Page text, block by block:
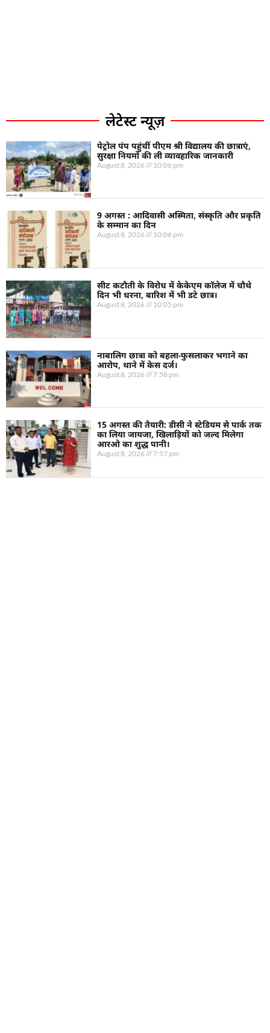
लेटेस्ट न्यूज़
पेट्रोल पंप पहुंचीं पीएम श्री विद्यालय की छात्राएं,
सुरक्षा नियमों की ली व्यावहारिक जानकारी
August 8, 2026 10:06 pm
9 अगस्त : आदिवासी अस्मिता, संस्कृति और प्रकृति
के सम्मान का दिन
August 8, 2026 10:06 pm
सीट कटौती के विरोध में केकेएम कॉलेज में चौथे
दिन भी धरना, बारिश में भी डटे छात्र।
August 8, 2026 10:05 pm
नाबालिग छात्रा को बहला-फुसलाकर भगाने का
आरोप, थाने में केस दर्ज।
August 8, 2026 7:58 pm
15 अगस्त की तैयारी: डीसी ने स्टेडियम से पार्क तक
का लिया जायजा, खिलाड़ियों को जल्द मिलेगा
आरओ का शुद्ध पानी।
August 8, 2026 7:57 pm